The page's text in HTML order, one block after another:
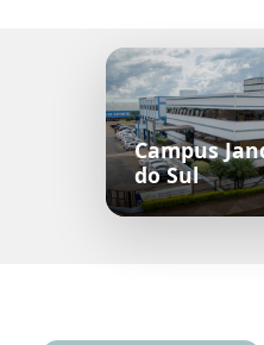
Campus
do Sul